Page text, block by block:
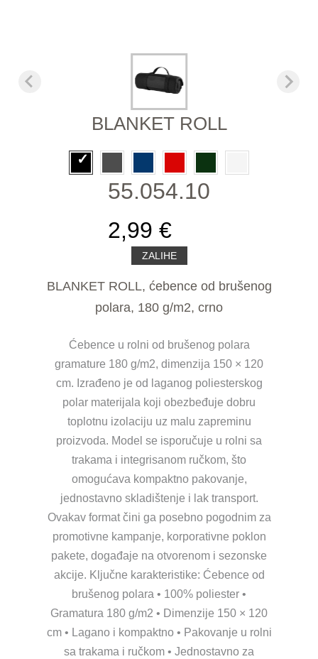
BLANKET ROLL
55.054.10
2,99 €
ZALIHE
BLANKET ROLL, ćebence od brušenog
polara, 180 g/m2, crno
Ćebence u rolni od brušenog polara
gramature 180 g/m2, dimenzija 150 × 120
cm. Izrađeno je od laganog poliesterskog
polar materijala koji obezbeđuje dobru
toplotnu izolaciju uz malu zapreminu
proizvoda. Model se isporučuje u rolni sa
trakama i integrisanom ručkom, što
omogućava kompaktno pakovanje,
jednostavno skladištenje i lak transport.
Ovakav format čini ga posebno pogodnim za
promotivne kampanje, korporativne poklon
pakete, događaje na otvorenom i sezonske
akcije. Ključne karakteristike: Ćebence od
brušenog polara • 100% poliester •
Gramatura 180 g/m2 • Dimenzije 150 × 120
cm • Lagano i kompaktno • Pakovanje u rolni
sa trakama i ručkom • Jednostavno za